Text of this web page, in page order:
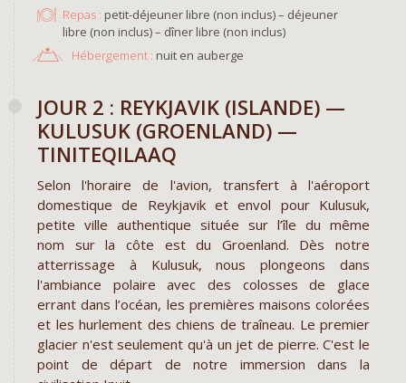
Repas : petit-déjeuner libre (non inclus) – déjeuner
libre (non inclus) – dîner libre (non inclus)
Hébergement : nuit en auberge
JOUR 2 : REYKJAVIK (ISLANDE) —
KULUSUK (GROENLAND) —
TINITEQILAAQ
Selon l'horaire de l'avion, transfert à l'aéroport
domestique de Reykjavik et envol pour Kulusuk,
petite ville authentique située sur l’île du même
nom sur la côte est du Groenland. Dès notre
atterrissage à Kulusuk, nous plongeons dans
l'ambiance polaire avec des colosses de glace
errant dans l’océan, les premières maisons colorées
et les hurlement des chiens de traîneau. Le premier
glacier n'est seulement qu'à un jet de pierre. C'est le
point de départ de notre immersion dans la